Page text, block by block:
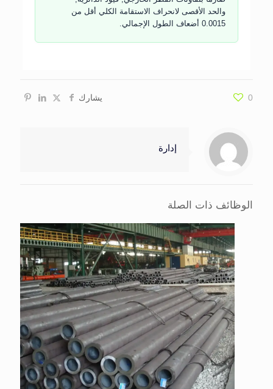
والحد الأقصى لانحراف الاستقامة الكلي أقل من
0.0015 أضعاف الطول الإجمالي.
يشارك 0
إدارة
الوظائف ذات الصلة